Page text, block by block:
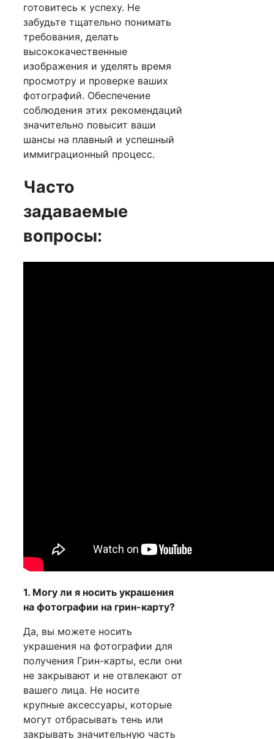
готовитесь к успеху. Не
забудьте тщательно понимать
требования, делать
высококачественные
изображения и уделять время
просмотру и проверке ваших
фотографий. Обеспечение
соблюдения этих рекомендаций
значительно повысит ваши
шансы на плавный и успешный
иммиграционный процесс.
Часто
задаваемые
вопросы:
1. Могу ли я носить украшения
на фотографии на грин-карту?
Да, вы можете носить
украшения на фотографии для
получения Грин-карты, если они
не закрывают и не отвлекают от
вашего лица. Не носите
крупные аксессуары, которые
могут отбрасывать тень или
закрывать значительную часть